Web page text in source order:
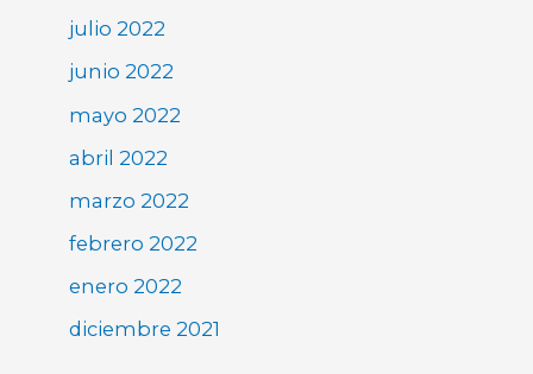
julio 2022
junio 2022
mayo 2022
abril 2022
marzo 2022
febrero 2022
enero 2022
diciembre 2021